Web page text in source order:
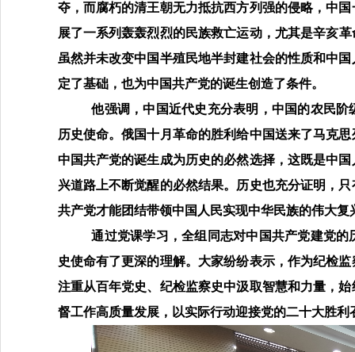
夺， 而腐朽的清王朝无力抵抗西方列强的侵略，中国
展了一系列轰轰烈烈的民族救亡运动，尤其是辛亥
虽然并未改变中国半殖民地半封建社会的性质和中
定了基础，也为中国共产党的诞生创造了条件。
他强调 ，中国近代史充分表明，中国的农民阶
历史使命。俄国十月革命的胜利给中国送来了马克
中国共产党的诞生成为历史的必然选择，这既是中国
兴道路上不断觉醒的必然结果。历史也充分证明，
共产党才能团结带领中国人民实现中华民族的伟大复
通过党课学习，全组同志对中国共产党建党的
史使命有了更深的理解。大家纷纷表示，作为纪检监
注重从百年党史、纪检监察史中汲取智慧和力量，
督工作高质量发展，以实际行动迎接党的二十大胜利